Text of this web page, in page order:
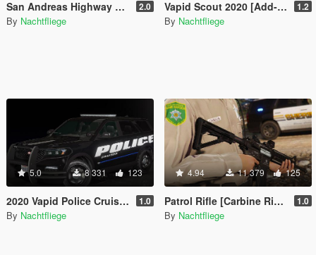
San Andreas Highway Patrol (SAHP) [Add-on | Lore-Friendly] 2.0
By Nachtfliege
Vapid Scout 2020 [Add-On | Soundbank | LODs] 1.2
By Nachtfliege
5.0 8 331 123
2020 Vapid Police Cruiser Utility 1.0
By Nachtfliege
4.94 11 379 125
Patrol Rifle [Carbine Rifle Replace | Icon | Attachments | Tints] 1.0
By Nachtfliege